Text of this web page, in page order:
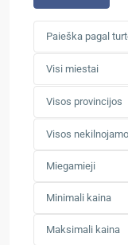
Visi miestai
Visos provincijos
Visos